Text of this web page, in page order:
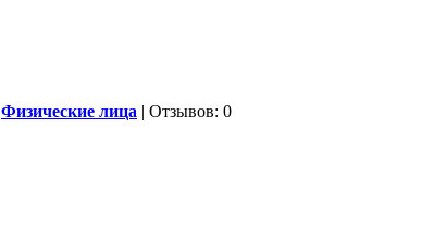
Физические лица | Отзывов: 0